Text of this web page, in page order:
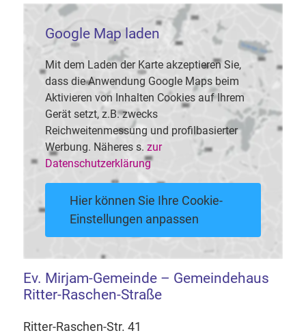
Google Map laden
Mit dem Laden der Karte akzeptieren Sie,
dass die Anwendung Google Maps beim
Aktivieren von Inhalten Cookies auf Ihrem
Gerät setzt, z.B. zwecks
Reichweitenmessung und profilbasierter
Werbung. Näheres s. zur
Datenschutzerklärung
Hier können Sie Ihre Cookie-
Einstellungen anpassen
Ev. Mirjam-Gemeinde – Gemeindehaus
Ritter-Raschen-Straße
Ritter-Raschen-Str. 41